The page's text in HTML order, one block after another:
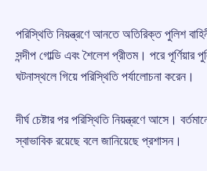
পরিস্থিতি নিয়ন্ত্রণে আনতে অতিরিক্ত পুলিশ
সন্দীপ গোল্ডি এবং শৈলেশ প্রীতম। পরে পূর্ণিয়ার
ঘটনাস্থলে গিয়ে পরিস্থিতি পর্যালোচনা করেন।
দীর্ঘ চেষ্টার পর পরিস্থিতি নিয়ন্ত্রণে আসে।
স্বাভাবিক রয়েছে বলে জানিয়েছে প্রশাসন।